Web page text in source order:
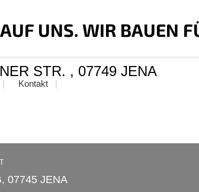
Kontakt
STR. , 07749 JENA
07745 JENA